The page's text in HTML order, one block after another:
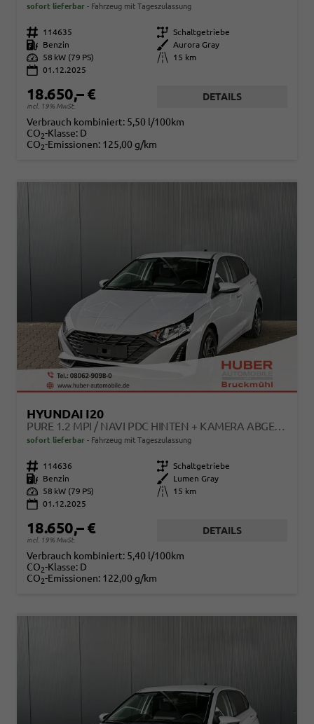
sofort lieferbar Fahrzeug mit Tageszulassung
Fahrzeugnr. 114635 Getriebe Schaltgetriebe
Kraftstoff
Benzin Außenfarbe
Aurora Gray
Leistung
58 kW (79 PS) Kilometerstand
15 km
01.12.2025
18.650,– €
incl. 19% MwSt.
DETAILS
Verbrauch kombiniert: 5,50 l/100km
CO2-Klasse: D
CO2-Emissionen: 125,00 g/km
HYUNDAI I20
PURE 1.2 MPI / NAVI PDC HINTEN + KAMERA ABGEDUNKELTE SCHEIBEN TEMPOMAT ALU 16"
sofort lieferbar Fahrzeug mit Tageszulassung
Fahrzeugnr. 114636 Getriebe Schaltgetriebe
Kraftstoff
Benzin Außenfarbe
Lumen Gray
Leistung
58 kW (79 PS) Kilometerstand
15 km
01.12.2025
18.650,– €
incl. 19% MwSt.
DETAILS
Verbrauch kombiniert: 5,40 l/100km
CO2-Klasse: D
CO2-Emissionen: 122,00 g/km